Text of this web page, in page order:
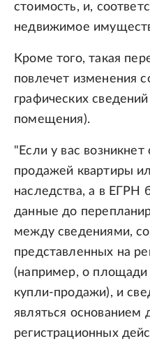
стоимость, и,
недвижимое
Кроме того, такая
повлечет изменения
графических
помещения).
"Если у вас возникнет
продажей квартиры
наследства, а в ЕГРН
данные до
между сведениями,
представленных на
(например, о площади
купли-продажи), и
являться основанием
регистрационных